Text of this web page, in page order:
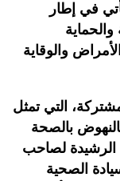
في إطار
والوقاية
التي تمثل
بالصحة
الرشيدة لصاحب
الصحية